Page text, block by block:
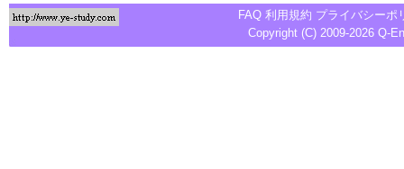
FAQ 利用規約 プライバシーポ
Copyright (C) 2009-2026 Q-